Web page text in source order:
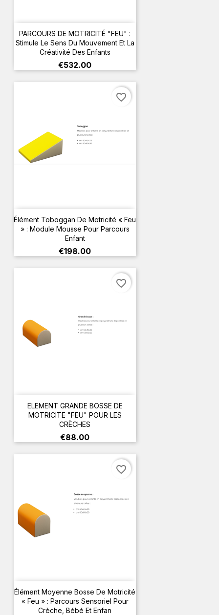
PARCOURS DE MOTRICITÉ "FEU" :
Stimule Le Sens Du Mouvement Et La
Créativité Des Enfants
Price
€532.00
Élément Toboggan De Motricité « Feu
» : Module Mousse Pour Parcours
Enfant
Price
€198.00
favorite_border
ELEMENT GRANDE BOSSE DE
MOTRICITE "FEU" POUR LES
CRÈCHES
Price
€88.00
favorite_border
Élément Moyenne Bosse De Motricité
« Feu » : Parcours Sensoriel Pour
Crèche, Bébé Et Enfan
favorite_border